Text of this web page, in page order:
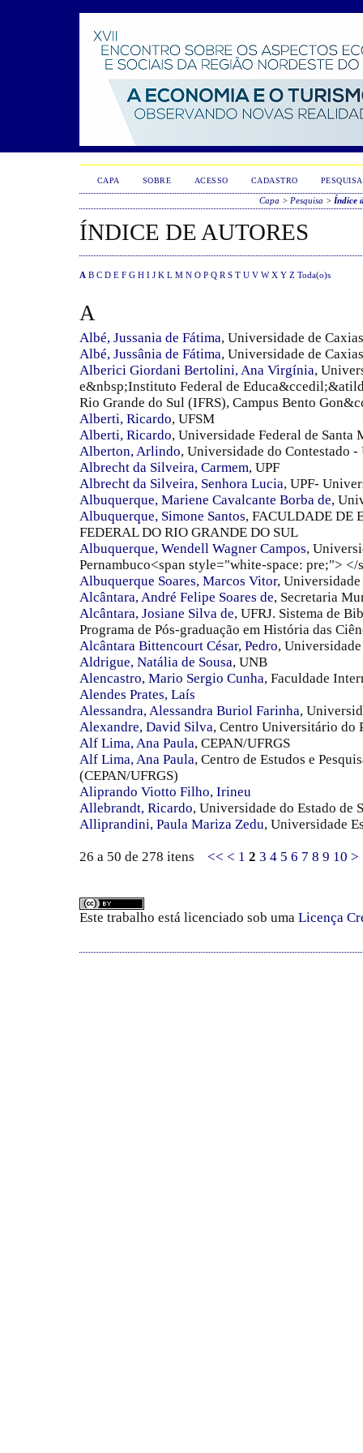
CAPA SOBRE ACESSO CADASTRO PESQUISA
Capa > Pesquisa > Índice
ÍNDICE DE AUTORES
A B C D E F G H I J K L M N O P Q R S T U V W X Y Z Toda(o)s
A
Albé, Jussania de Fátima, Universidade de
Albé, Jussânia de Fátima, Universidade de
Alberici Giordani Bertolini, Ana Virgínia,
e&nbsp;Instituto Federal de
Rio Grande do Sul (IFRS), Campus Bento
Alberti, Ricardo, UFSM
Alberti, Ricardo, Universidade Federal de Santa
Alberton, Arlindo, Universidade do Contestado
Albrecht da Silveira, Carmem, UPF
Albrecht da Silveira, Senhora Lucia, UPF-
Albuquerque, Mariene Cavalcante Borba de,
Albuquerque, Simone Santos, FACULDADE DE
FEDERAL DO RIO GRANDE DO SUL
Albuquerque, Wendell Wagner Campos,
Pernambuco<span style="white-space: pre;"> </
Albuquerque Soares, Marcos Vitor, Universidade
Alcântara, André Felipe Soares de, Secretaria
Alcântara, Josiane Silva de, UFRJ. Sistema de
Programa de Pós-graduação em História das
Alcântara Bittencourt César, Pedro,
Aldrigue, Natália de Sousa, UNB
Alencastro, Mario Sergio Cunha, Faculdade
Alendes Prates, Laís
Alessandra, Alessandra Buriol Farinha,
Alexandre, David Silva, Centro Universitário do
Alf Lima, Ana Paula, CEPAN/UFRGS
Alf Lima, Ana Paula, Centro de Estudos e
(CEPAN/UFRGS)
Aliprando Viotto Filho, Irineu
Allebrandt, Ricardo, Universidade do Estado de
Alliprandini, Paula Mariza Zedu, Universidade
26 a 50 de 278 itens << < 1 2 3 4 5 6 7 8 9 10 >
Este trabalho está licenciado sob uma Licença